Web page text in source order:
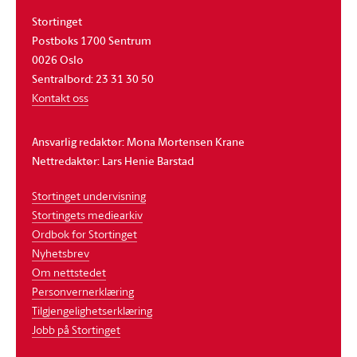
Stortinget
Postboks 1700 Sentrum
0026 Oslo
Sentralbord: 23 31 30 50
Kontakt oss
Ansvarlig redaktør: Mona Mortensen Krane
Nettredaktør: Lars Henie Barstad
Stortinget undervisning
Stortingets mediearkiv
Ordbok for Stortinget
Nyhetsbrev
Om nettstedet
Personvernerklæring
Tilgjengelighetserklæring
Jobb på Stortinget